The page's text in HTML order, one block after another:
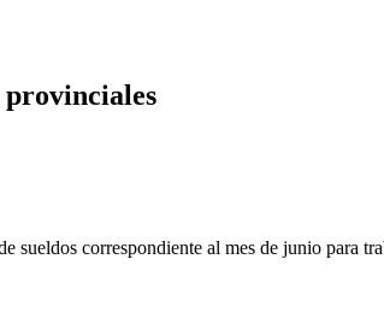
provinciales
sueldos correspondiente al mes de junio para